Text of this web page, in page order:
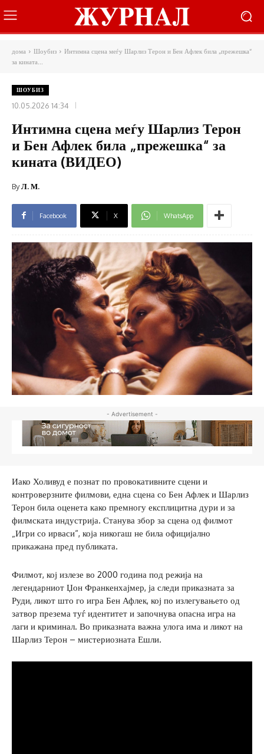
дома Шоубиз
Интимна сцена меѓу Шарлиз Терон и Бен Афлек била „прежешка“
за кината...
ШОУБИЗ
10.05.2026 14:34
Интимна сцена меѓу Шарлиз Терон
и Бен Афлек била „прежешка“ за
кината (ВИДЕО)
ByЛ. М.
Facebook X WhatsApp
- Advertisement -
Иако Холивуд е познат по провокативните сцени и
контроверзните филмови, една сцена со Бен Афлек и Шарлиз
Терон била оценета како премногу експлицитна дури и за
филмската индустрија. Станува збор за сцена од филмот
„Игри со ирваси“, која никогаш не била официјално
прикажана пред публиката.
Филмот, кој излезе во 2000 година под режија на
легендарниот Џон Франкенхајмер, ја следи приказната за
Руди, ликот што го игра Бен Афлек, кој по излегувањето од
затвор презема туѓ идентитет и започнува опасна игра на
лаги и криминал. Во приказната важна улога има и ликот на
Шарлиз Терон – мистериозната Ешли.